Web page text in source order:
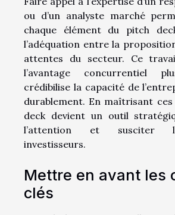
ou d’un analyste marché
chaque élément du pitch
l’adéquation entre la
attentes du secteur. Ce
l’avantage concurrentiel
crédibilise la capacité de
durablement. En maîtrisant
deck devient un outil
l’attention et susciter
investisseurs.
Mettre en avant les
clés